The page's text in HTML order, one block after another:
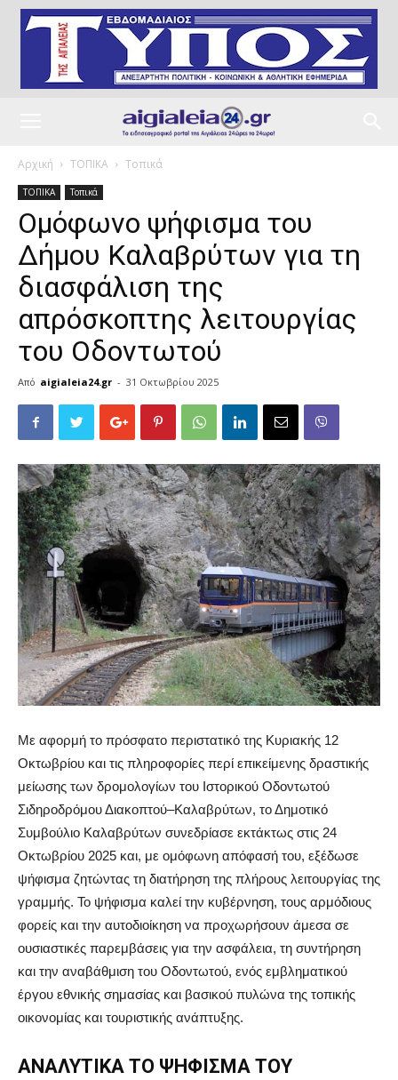
Αρχική ΤΟΠΙΚΑ Τοπικά
ΤΟΠΙΚΑ Τοπικά
Ομόφωνο ψήφισμα του
Δήμου Καλαβρύτων για τη
διασφάλιση της
απρόσκοπτης λειτουργίας
του Οδοντωτού
Από aigialeia24.gr - 31 Οκτωβρίου 2025
Με αφορμή το πρόσφατο περιστατικό της Κυριακής 12
Οκτωβρίου και τις πληροφορίες περί επικείμενης δραστικής
μείωσης των δρομολογίων του Ιστορικού Οδοντωτού
Σιδηροδρόμου Διακοπτού–Καλαβρύτων, το Δημοτικό
Συμβούλιο Καλαβρύτων συνεδρίασε εκτάκτως στις 24
Οκτωβρίου 2025 και, με ομόφωνη απόφασή του, εξέδωσε
ψήφισμα ζητώντας τη διατήρηση της πλήρους λειτουργίας της
γραμμής. Το ψήφισμα καλεί την κυβέρνηση, τους αρμόδιους
φορείς και την αυτοδιοίκηση να προχωρήσουν άμεσα σε
ουσιαστικές παρεμβάσεις για την ασφάλεια, τη συντήρηση
και την αναβάθμιση του Οδοντωτού, ενός εμβληματικού
έργου εθνικής σημασίας και βασικού πυλώνα της τοπικής
οικονομίας και τουριστικής ανάπτυξης.
ΑΝΑΛΥΤΙΚΑ ΤΟ ΨΗΦΙΣΜΑ ΤΟΥ